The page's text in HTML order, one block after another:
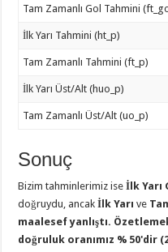
Tam Zamanlı Gol Tahmini
İlk Yarı Tahmini (ht_p)
Tam Zamanlı Tahmini (ft_p)
İlk Yarı Üst/Alt (huo_p)
Tam Zamanlı Üst/Alt (uo_p)
Sonuç
Bizim tahminlerimiz iseİlk Yarı
doğruydu, ancakİlk Yarı ve
maalesef yanlıştı.
doğruluk oranımız % 50'dir